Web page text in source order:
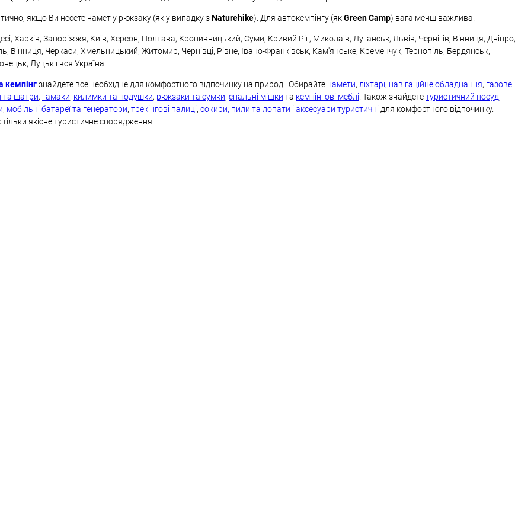
якщо Ви несете намет у рюкзаку (як у випадку зNaturehike). Для автокемпінгу (якGreen Camp) вага менш важлива.
Харків, Запоріжжя, Київ, Херсон, Полтава, Кропивницький, Суми, Кривий Ріг, Миколаїв, Луганськ, Львів, Чернігів, Вінниця, Дніпро,
Вінниця, Черкаси, Хмельницький, Житомир, Чернівці, Рівне, Івано-Франківськ, Кам'янське, Кременчук, Тернопіль, Бердянськ,
Луцьк і вся Україна.
кемпінгзнайдете все необхідне для комфортного відпочинку на природі. Обирайте намети, ліхтарі, навігаційне обладнання, газове
та шатри, гамаки, килимки та подушки, рюкзаки та сумки, спальні мішки та кемпінгові меблі. Також знайдететуристичний посуд,
, мобільні батареї та генератори, трекінгові палиці, сокири, пили та лопати і аксесуари туристичні для комфортного відпочинку.
якісне туристичне спорядження.